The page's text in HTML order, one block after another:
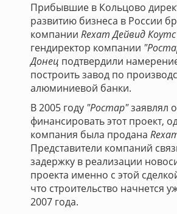
Прибывшие в Кольцово
развитию бизнеса в России
компании Rexam Дейвид Коутс
гендиректор компании
Донец подтвердили
построить завод по
алюминиевой банки.
В 2005 году "Ростар"заявлял
финансировать этот проект,
компания была продана
Представители компаний
задержку в реализации
проекта именно с этой
что строительство начнется
2007 года.